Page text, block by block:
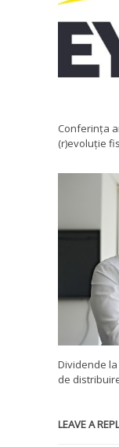
Conferința
(r)evoluție
Dividende
de
LEAVE A